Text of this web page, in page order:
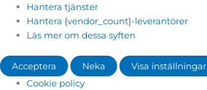
Hantera tjänster
Hantera {vendor_count}-leverantörer
Läs mer om dessa syften
Acceptera Neka Visa inställningar
Cookie policy